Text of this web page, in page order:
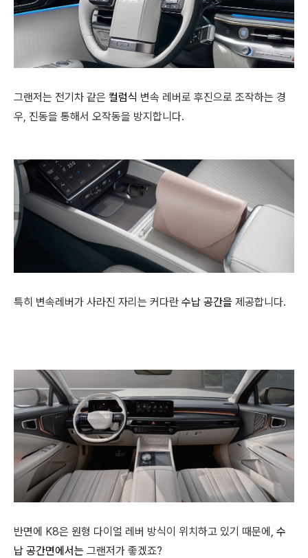
그랜저는 전기차 같은 컬럼식 변속 레버로 후진으로 조작하는 경
우, 진동을 통해서 오작동을 방지합니다.
특히 변속레버가 사라진 자리는 커다란 수납 공간을 제공합니다.
반면에 K8은 원형 다이얼 레버 방식이 위치하고 있기 때문에, 수
납 공간면에서는 그랜저가 좋겠죠?